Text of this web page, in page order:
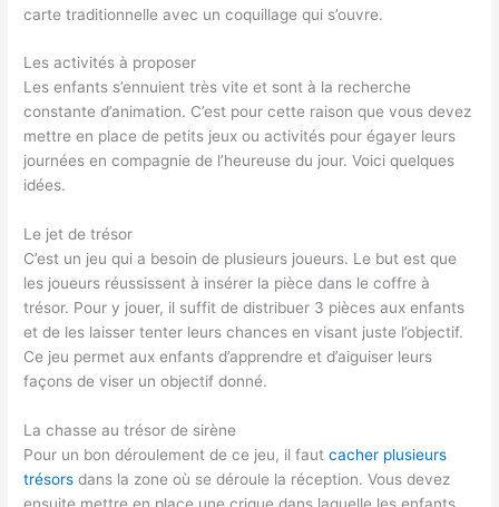
carte traditionnelle avec un coquillage qui s’ouvre.
Les activités à proposer
Les enfants s’ennuient très vite et sont à la recherche
constante d’animation. C’est pour cette raison que vous devez
mettre en place de petits jeux ou activités pour égayer leurs
journées en compagnie de l’heureuse du jour. Voici quelques
idées.
Le jet de trésor
C’est un jeu qui a besoin de plusieurs joueurs. Le but est que
les joueurs réussissent à insérer la pièce dans le coffre à
trésor. Pour y jouer, il suffit de distribuer 3 pièces aux enfants
et de les laisser tenter leurs chances en visant juste l’objectif.
Ce jeu permet aux enfants d’apprendre et d’aiguiser leurs
façons de viser un objectif donné.
La chasse au trésor de sirène
Pour un bon déroulement de ce jeu, il fautcacher plusieurs
trésors dans la zone où se déroule la réception. Vous devez